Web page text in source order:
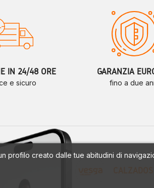
profilo creato dalle tue abitudini di
IN 24/48 ORE
e sicuro
GARANZIA
fino a due